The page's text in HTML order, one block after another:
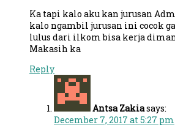
Ka tapi kalo aku kan jurusan
kalo ngambil jurusan ini cocok
lulus dari ilkom bisa kerja
Makasih ka
Reply
Antsa Zakiasays:
December 7, 2017 at 5:27 pm